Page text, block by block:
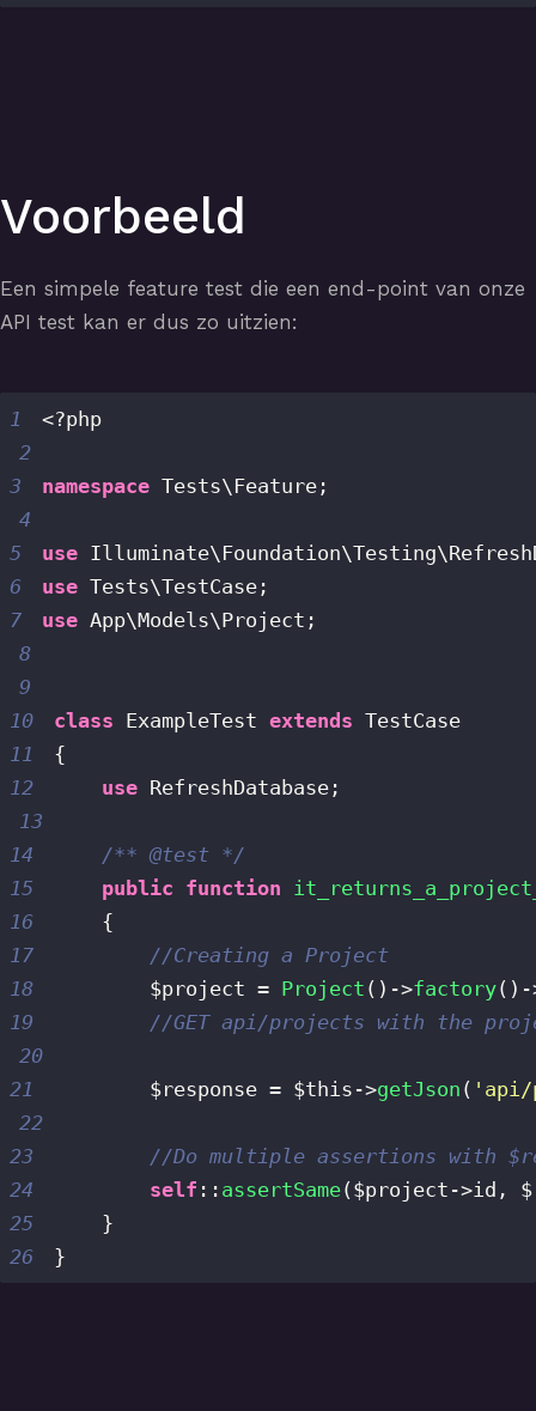
Voorbeeld
Een simpele feature test die een end-point van onze
API test kan er dus zo uitzien:
1
<?php
2
3
namespace Tests\ Feature ;
4
5
use Illuminate\ Foundation\Testing\
6
use Tests\TestCase ;
7
use App\Models\Project ;
8
9
10
class ExampleTest extends TestCase
11
{
12
use RefreshDatabase ;
13
14
/** @test */
15
public function
16
{
17
//Creating a Project
18
$project = Project ( ) ->factory( ) -
19
//GET api/projects with the
20
21
$response = $this ->getJson (
22
23
//Do multiple assertions with
24
self :: assertSame( $project ->id ,
25
}
26
}